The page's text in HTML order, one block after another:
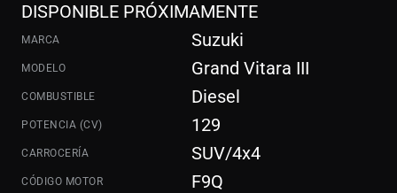
DISPONIBLE PRÓXIMAMENTE
MARCA Suzuki
MODELO Grand Vitara III
COMBUSTIBLE Diesel
POTENCIA (CV) 129
CARROCERÍA SUV/4x4
CÓDIGO MOTOR F9Q